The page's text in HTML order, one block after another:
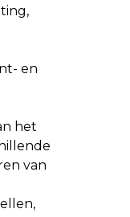
en
het
van